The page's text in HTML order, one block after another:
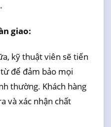
giao:
kỹ thuật viên sẽ tiến
để đảm bảo mọi
thường. Khách hàng
và xác nhận chất